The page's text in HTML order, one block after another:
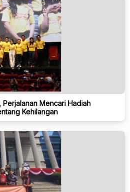
Perjalanan Mencari Hadiah
Kehilangan